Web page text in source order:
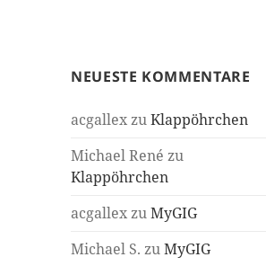
NEUESTE KOMMENTARE
acgallexzuKlappöhrchen
Michael René zu
Klappöhrchen
acgallexzuMyGIG
Michael S. zuMyGIG